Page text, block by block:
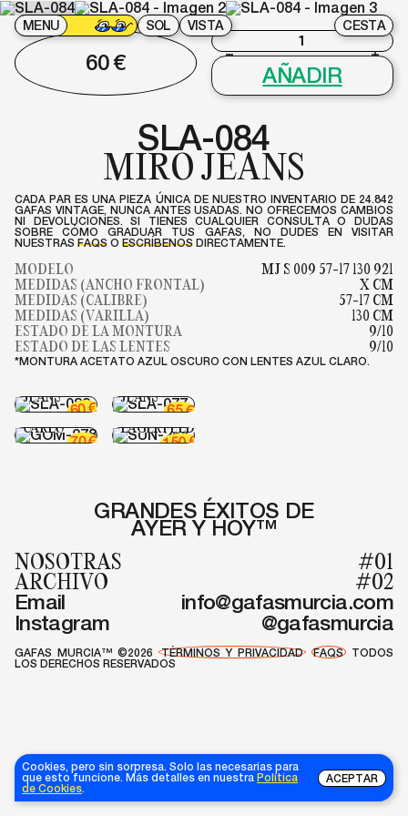
Cookies, pero sin sorpresa. Solo las necesarias para
que esto funcione. Más detalles en nuestra
Política
de Cookies
ACEPTAR
MENU SOL VISTA CESTA
SLA-084
MIRO JEANS
CADA PAR ES UNA PIEZA ÚNICA DE NUESTRO INVENTARIO DE 24.842
GAFAS VINTAGE, NUNCA ANTES USADAS. NO OFRECEMOS CAMBIOS
NI DEVOLUCIONES. SI TIENES CUALQUIER CONSULTA O DUDAS
SOBRE CÓMO GRADUAR TUS GAFAS, NO DUDES EN VISITAR
NUESTRAS FAQS O ESCRÍBENOS DIRECTAMENTE.
MODELO
MJ S 009 57-17 130 921
MEDIDAS (ANCHO FRONTAL)
X CM
MEDIDAS (CALIBRE)
57-17 CM
MEDIDAS (VARILLA)
130 CM
ESTADO DE LA MONTURA
9/10
ESTADO DE LAS LENTES
9/10
*MONTURA ACETATO AZUL OSCURO CON LENTES AZUL CLARO.
60€
SLA-
084
cantidadAÑADIR
SLA-083
JEANS
60€
SLA-077
JEANS
65€
GOM-278
DIANE DE
CARLO
70€
SUN-268
LAGERFELD
150€
GRANDES ÉXITOS DE
AYER Y HOY™
NOSOTRAS
#01
ARCHIVO
#02
Email
info@gafasmurcia.com
Instagram
@gafasmurcia
GAFAS MURCIA™ ©2026 TÉRMINOS Y PRIVACIDAD FAQS TODOS
LOS DERECHOS RESERVADOS